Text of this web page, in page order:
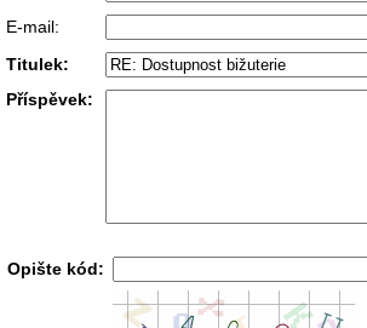
E-mail:
Titulek:
Příspěvek:
Opište kód: